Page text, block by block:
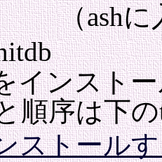
に入っ
インスト
順序は下
ストール